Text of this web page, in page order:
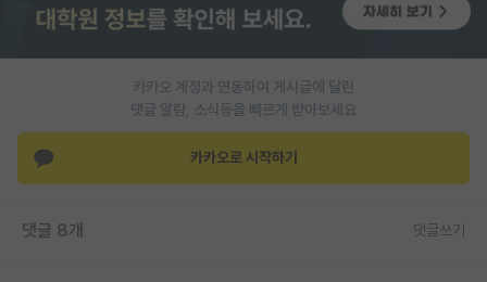
카카오 계정과 연동하여 게시글에 달린
댓글 알람, 소식등을 빠르게 받아보세요
카카오로 시작하기
댓글 8개 댓글쓰기